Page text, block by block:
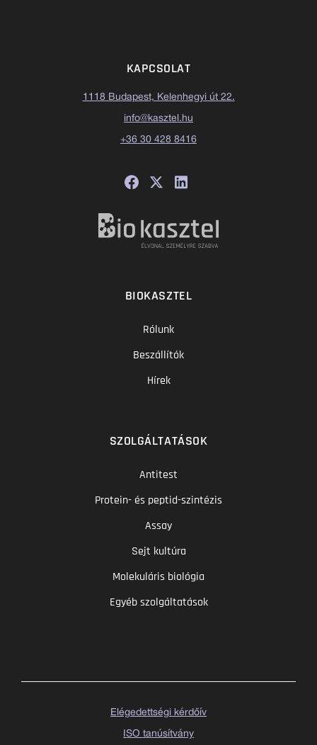
KAPCSOLAT
1118 Budapest, Kelenhegyi út 22.
info@kasztel.hu
+36 30 428 8416
BIOKASZTEL
Rólunk
Beszállítók
Hírek
SZOLGÁLTATÁSOK
Antitest
Protein- és peptid-szintézis
Assay
Sejt kultúra
Molekuláris biológia
Egyéb szolgáltatások
Elégedettségi kérdőív
ISO tanúsítvány